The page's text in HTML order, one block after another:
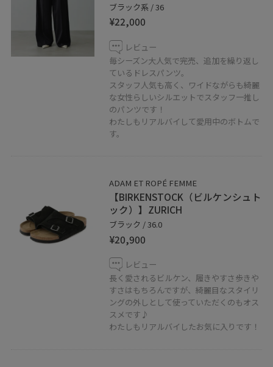
アクセサリーや小物は必須アイテム。
Tシャツとパンツだけでも、小物をちゃんとしていると
大人のこなれ感あるスタイリングが完成します！
個人Instagramで、動画でも載せていますので
ぜひチェックしてみてくださいね♪
https://www.instagram.com/adam_naomioyatsu
ブラック系 / 36
¥22,000
レビュー
毎シーズン大人気で完売、追加を繰り返し
ているドレスパンツ。
スタッフ人気も高く、ワイドながらも綺麗
な女性らしいシルエットでスタッフ一推し
のパンツです！
わたしもリアルバイして愛用中のボトムで
す。
ADAM ET ROPÉ FEMME
【BIRKENSTOCK（ビルケンシュト
ック）】ZURICH
ブラック / 36.0
¥20,900
レビュー
長く愛されるビルケン、履きやすさ歩きや
すさはもちろんですが、綺麗目なスタイリ
ングの外しとして使っていただくのもオス
スメです♪
わたしもリアルバイしたお気に入りです！